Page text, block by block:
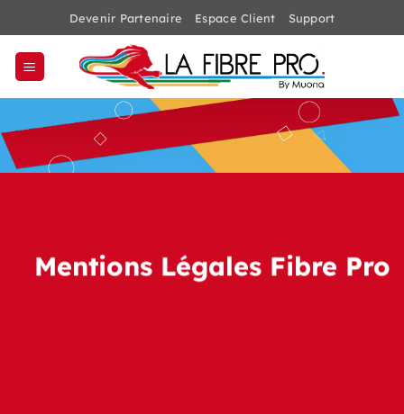
au
contenu
Devenir Partenaire Espace Client Support
Mentions Légales Fibre Pro